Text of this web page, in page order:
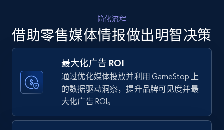
URL, Final price, Sku, Currency, Gtin,
Specifications, Image urls, Top reviews, and
more.
875+ 立即开始
简化流程
借助零售媒体情报做出明智决策
最大化广告 ROI
通过优化媒体投放并利用 GameStop 上
的数据驱动洞察，提升品牌可见度并最
大化广告 ROI。